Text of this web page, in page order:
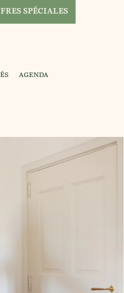
SPÉCIALES
AGENDA